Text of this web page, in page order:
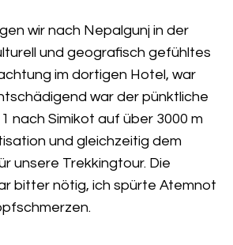
wir nach Nepalgunj in der
und geografisch gefühltes
im dortigen Hotel, war
war der pünktliche
nach Simikot auf über 3000 m
und gleichzeitig dem
unsere Trekkingtour. Die
bitter nötig, ich spürte Atemnot